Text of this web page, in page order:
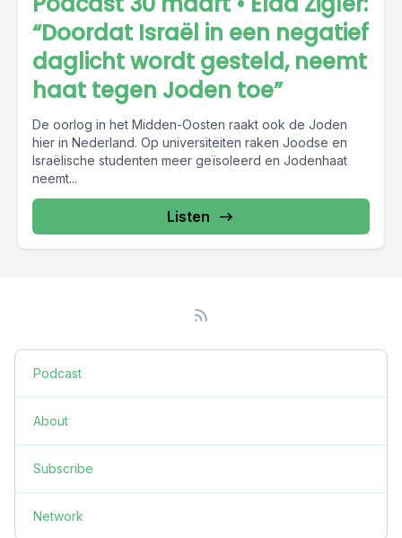
“Doordat Israël in een negatief
daglicht wordt gesteld, neemt
haat tegen Joden toe”
De oorlog in het Midden-Oosten raakt ook de Joden
hier in Nederland. Op universiteiten raken Joodse en
Israëlische studenten meer geïsoleerd en Jodenhaat
neemt...
Listen
Podcast
About
Subscribe
Network